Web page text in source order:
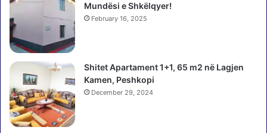
n
3
-
v
e
a
r
e
b
a
n
l
t
t
n
ë
Mundësi e Shkëlqyer!
February 16, 2025
Shitet Apartament 1+1, 65 m2 në Lagjen
Kamen, Peshkopi
December 29, 2024